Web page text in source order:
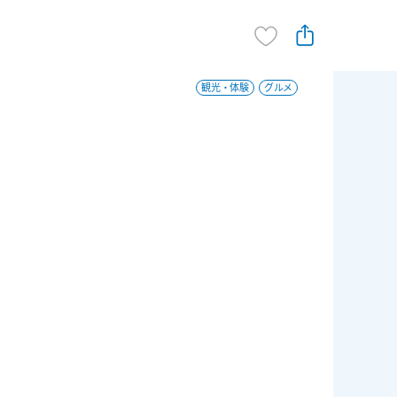
観光・体験 グルメ